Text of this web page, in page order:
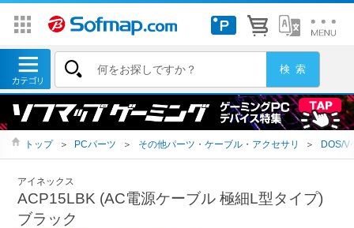
トップ ＞ PCパーツ ＞ その他パーツ・ケーブル・アクセサリ ＞ DOS/V
アイネックス
ACP15LBK (AC電源ケーブル 極細L型タイプ)
ブラック